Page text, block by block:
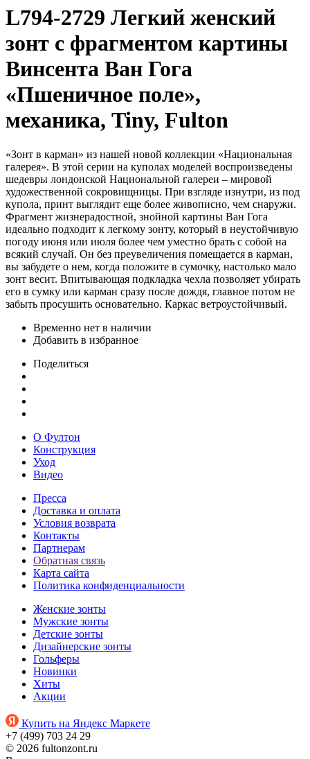
L794-2729 Легкий женский
зонт с фрагментом картины
Винсента Ван Гога
«Пшеничное поле»,
механика, Tiny, Fulton
«Зонт в карман» из нашей новой коллекции «Национальная
галерея». В этой серии на куполах моделей воспроизведены
шедевры лондонской Национальной галереи – мировой
художественной сокровищницы. При взгляде изнутри, из под
купола, принт выглядит еще более живописно, чем снаружи.
Фрагмент жизнерадостной, знойной картины Ван Гога
идеально подходит к легкому зонту, который в неустойчивую
погоду июня или июля более чем уместно брать с собой на
всякий случай. Он без преувеличения помещается в карман,
вы забудете о нем, когда положите в сумочку, настолько мало
зонт весит. Впитывающая подкладка чехла позволяет убирать
его в сумку или карман сразу после дождя, главное потом не
забыть просушить основательно. Каркас ветроустойчивый.
Временно нет в наличии
Добавить в избранное
Поделиться
О Фултон
Конструкция
Уход
Видео
Пресса
Доставка и оплата
Условия возврата
Контакты
Партнерам
Обратная связь
Карта сайта
Политика конфиденциальности
Женские зонты
Мужские зонты
Детские зонты
Дизайнерские зонты
Гольферы
Новинки
Хиты
Акции
Купить на Яндекс Маркете
+7 (499) 703 24 29
© 2026 fultonzont.ru